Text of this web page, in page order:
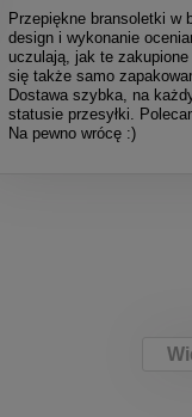
Przepiękne bransoletki w
design i wykonanie
uczulają, jak te
się także samo
Dostawa szybka, na
statusie przesyłki.
Na pewno wrócę :)